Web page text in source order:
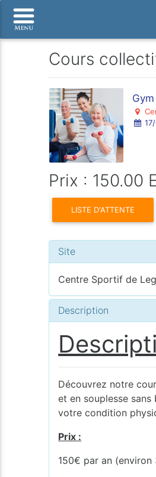
Cours
Prix : 150.00
LISTE D'ATTENTE
Site
Centre Sportif de
Description
Découvrez notre
et en souplesse
votre condition
Prix :
150€ par an (environ